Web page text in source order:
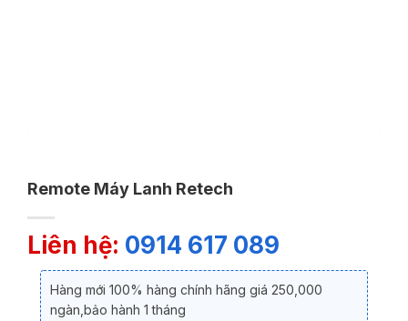
Remote Máy Lanh Retech
Liên hệ: 0914 617 089
Hàng mới 100% hàng chính hãng giá 250,000
ngàn,bảo hành 1 tháng